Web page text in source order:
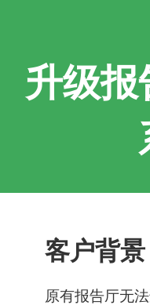
升级
客户背景
原有报告厅无